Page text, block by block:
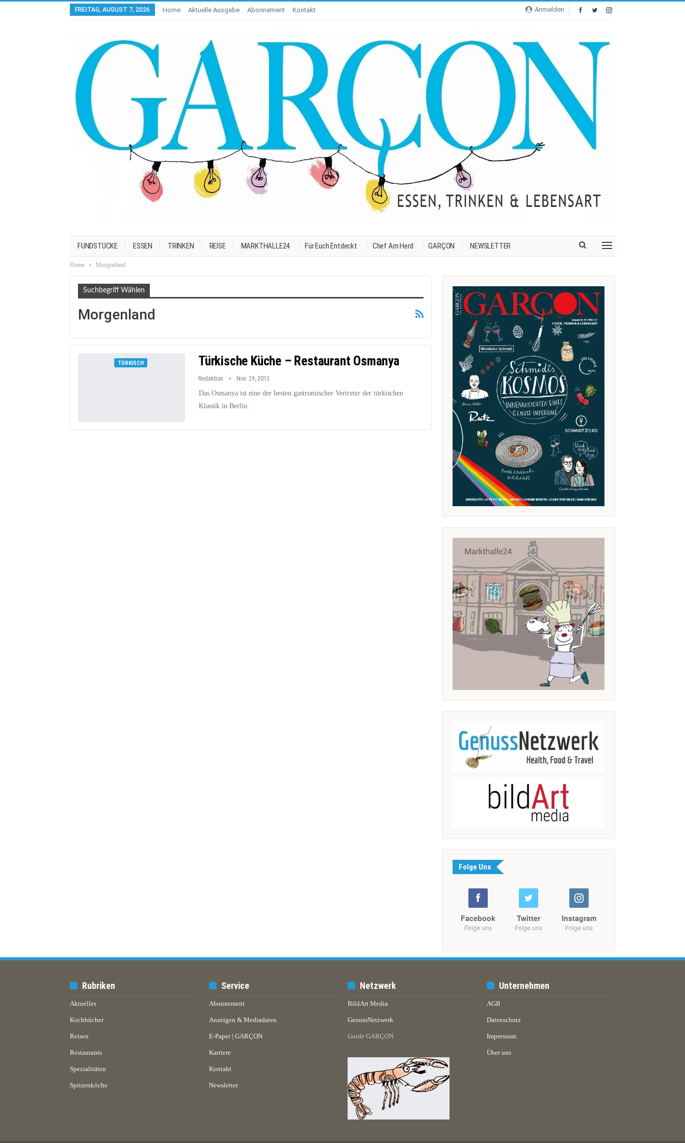
Anmelden
FREITAG, AUGUST 7, 2026 Home Aktuelle Ausgabe Abonnement Kontakt
FUNDSTÜCKE ESSEN TRINKEN REISE MARKTHALLE24 Für Euch Entdeckt Chef Am Herd GARÇON NEWSLETTER
Home Morgenland
Suchbegriff Wählen
Morgenland
TÜRKISCH Türkische Küche – Restaurant Osmanya
Redaktion Nov. 29, 2013
Das Osmanya ist eine der besten gastromischer Vertreter der türkischen
Klassik in Berlin.
Folge Uns
Facebook
Folge uns
Twitter
Folge uns
Instagram
Folge uns
Rubriken
Aktuelles
Kochbücher
Reisen
Restaurants
Spezialitäten
Spitzenköche
Service
Abonnement
Anzeigen & Mediadaten
E-Paper | GARÇON
Karriere
Kontakt
Newsletter
Netzwerk
BildArt Media
GenussNetzwerk
Guide GARÇON
Unternehmen
AGB
Datenschutz
Impressum
Über uns